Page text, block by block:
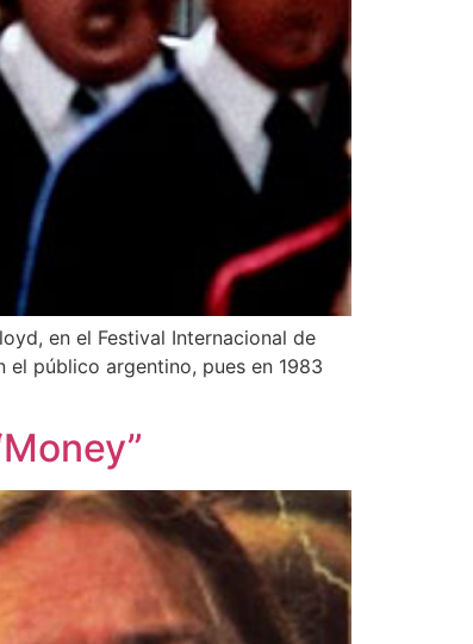
en el Festival Internacional de
público argentino, pues en 1983